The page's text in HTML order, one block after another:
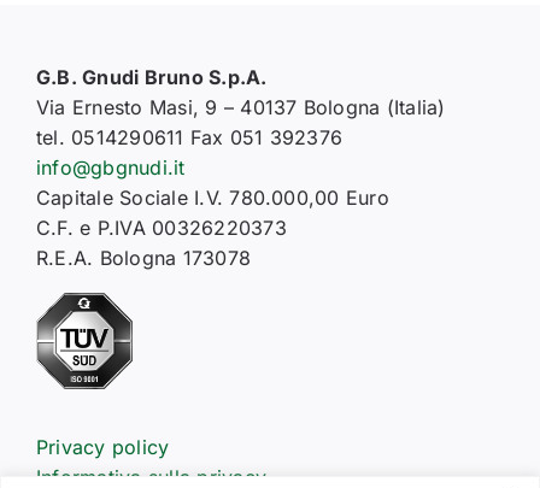
G.B. Gnudi Bruno S.p.A.
Via Ernesto Masi, 9 – 40137 Bologna (Italia)
tel. 0514290611 Fax 051 392376
info@gbgnudi.it
Capitale Sociale I.V. 780.000,00 Euro
C.F. e P.IVA 00326220373
R.E.A. Bologna 173078
Privacy policy
Informativa sulla privacy